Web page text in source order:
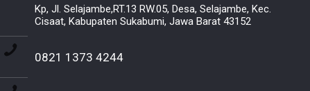
Kp, Jl. Selajambe,RT.13 RW.05, Desa, Selajambe, Kec.
Cisaat, Kabupaten Sukabumi, Jawa Barat 43152
0821 1373 4244